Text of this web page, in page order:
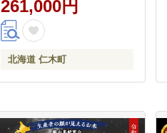
ド米 おにぎり お弁当 北海
道産 [株式会社 松原米穀]
261,000円
北海道 仁木町